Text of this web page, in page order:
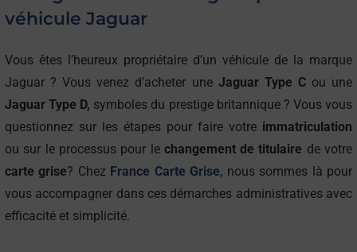
Jaguar Type C et Jaguar Type D. Parmi les modèles de
cette grande marque, la Jaguar XJ est pour beaucoup la «
jaguar ultime ». La Xj est déclinée en trois séries (de 1968
à1979). Mais nous connaissons ce constructeur
automobile luxueux grâce à d’autres modèles comme la
Jaguar S-Type (1999-2008), la Jaguar X-Type (2001-2009),
la Jaguar XK120 (1948-1954), Jaguar Type E (1961-1975),
la jaguar XK8 (1996), la jaguar XJ220 (1988) …
véhicule Jaguar
Vous êtes l’heureux propriétaire d’un véhicule de la marque
Jaguar ? Vous venez d’acheter une Jaguar Type Cou une
Jaguar Type D, symboles du prestige britannique ? Vous vous
questionnez sur les étapes pour faire votre immatriculation
ou sur le processus pour le changement de titulaire de votre
carte grise? Chez France Carte Grise, nous sommes là pour
vous accompagner dans ces démarches administratives avec
efficacité et simplicité.